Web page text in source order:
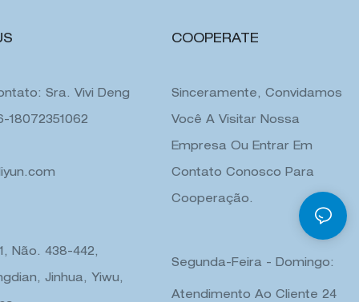
Sra. Vivi Deng
18072351062
Não. 438-442,
Jinhua, Yiwu,
COOPERATE
Sinceramente, Convidamos
Você A Visitar Nossa
Empresa Ou Entrar Em
Contato Conosco Para
Cooperação.
Segunda-Feira - Domingo:
Atendimento Ao Cliente 24